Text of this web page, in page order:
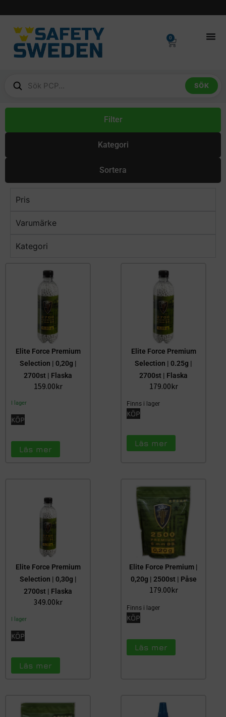
0
SÖK
Filter
Kategori
Sortera
Pris
Varumärke
Kategori
Elite Force Premium
Selection | 0,20g |
2700st | Flaska
159.00kr
I lager
Läs mer
KÖP
Elite Force Premium
Selection | 0.25g |
2700st | Flaska
179.00kr
Finns i lager
Läs mer
KÖP
Elite Force Premium
Selection | 0,30g |
2700st | Flaska
349.00kr
I lager
Läs mer
KÖP
Elite Force Premium |
0,20g | 2500st | Påse
179.00kr
Finns i lager
Läs mer
KÖP